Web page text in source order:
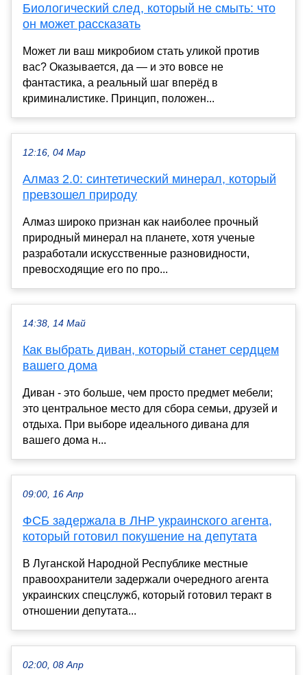
Биологический след, который не смыть: что
он может рассказать
Может ли ваш микробиом стать уликой против
вас? Оказывается, да — и это вовсе не
фантастика, а реальный шаг вперёд в
криминалистике. Принцип, положен...
12:16, 04 Мар
Алмаз 2.0: синтетический минерал, который
превзошел природу
Алмаз широко признан как наиболее прочный
природный минерал на планете, хотя ученые
разработали искусственные разновидности,
превосходящие его по про...
14:38, 14 Май
Как выбрать диван, который станет сердцем
вашего дома
Диван - это больше, чем просто предмет мебели;
это центральное место для сбора семьи, друзей и
отдыха. При выборе идеального дивана для
вашего дома н...
09:00, 16 Апр
ФСБ задержала в ЛНР украинского агента,
который готовил покушение на депутата
В Луганской Народной Республике местные
правоохранители задержали очередного агента
украинских спецслужб, который готовил теракт в
отношении депутата...
02:00, 08 Апр